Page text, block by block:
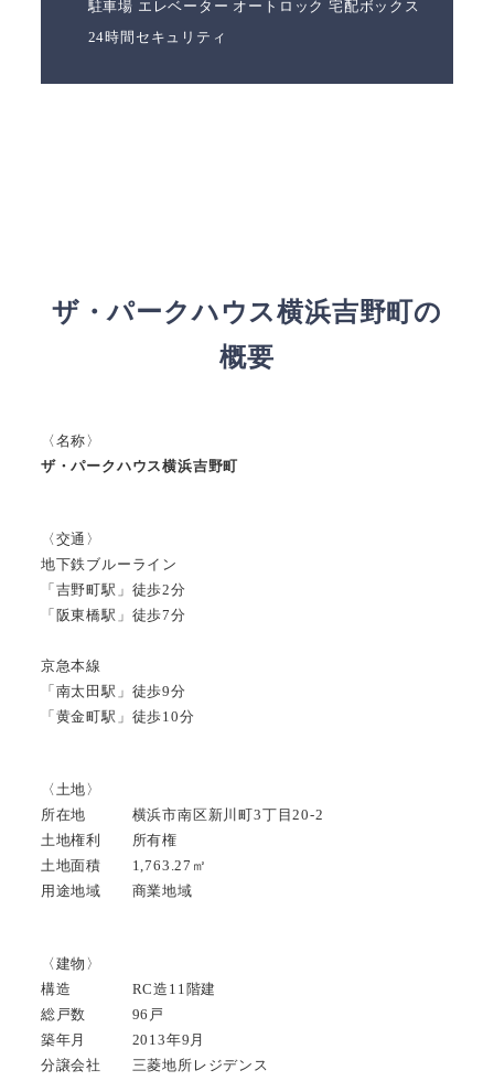
駐車場 エレベーター オートロック 宅配ボックス
24時間セキュリティ
ザ・パークハウス横浜吉野町の
概要
〈名称〉
ザ・パークハウス横浜吉野町
〈交通〉
地下鉄ブルーライン
「吉野町駅」徒歩2分
「阪東橋駅」徒歩7分
京急本線
「南太田駅」徒歩9分
「黄金町駅」徒歩10分
〈土地〉
所在地 横浜市南区新川町3丁目20-2
土地権利 所有権
土地面積 1,763.27㎡
用途地域 商業地域
〈建物〉
構造 RC造11階建
総戸数 96戸
築年月 2013年9月
分譲会社 三菱地所レジデンス